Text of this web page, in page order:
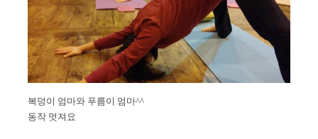
복덩이 엄마와 푸름이 엄마^^
동작 멋져요